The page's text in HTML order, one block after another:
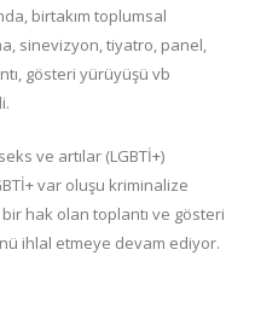
birtakım toplumsal
sinevizyon, tiyatro, panel,
gösteri yürüyüşü vb
ve artılar (LGBTİ+)
var oluşu kriminalize
bir hak olan toplantı ve gösteri
ihlal etmeye devam ediyor.